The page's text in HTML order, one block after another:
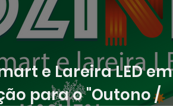
e Lareira LED em
para o "Outono /